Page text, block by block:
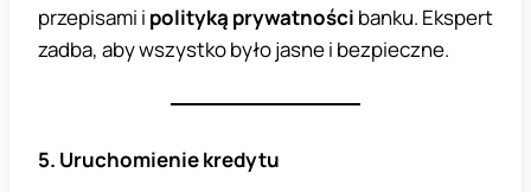
przepisami i polityką prywatności banku. Ekspert
zadba, aby wszystko było jasne i bezpieczne.
5. Uruchomienie kredytu